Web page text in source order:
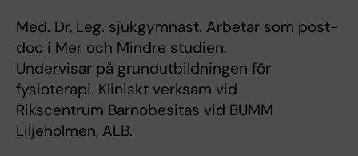
Med. Dr, Leg. sjukgymnast. Arbetar som post-
doc i Mer och Mindre studien.
Undervisar på grundutbildningen för
fysioterapi. Kliniskt verksam vid
Rikscentrum Barnobesitas vid BUMM
Liljeholmen, ALB.